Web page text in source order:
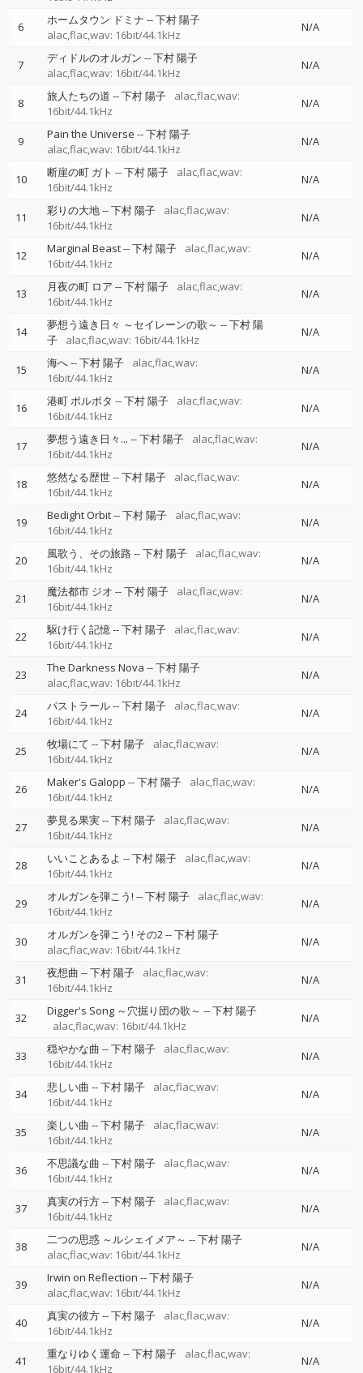
6 ホームタウン ドミナ --下村 陽子
alac,flac,wav: 16bit/44.1kHz
N/A
7 ディドルのオルガン --下村 陽子
alac,flac,wav: 16bit/44.1kHz
N/A
8 旅人たちの道 --下村 陽子
alac,flac,wav:
16bit/44.1kHz
N/A
9 Pain the Universe --下村 陽子
alac,flac,wav: 16bit/44.1kHz
N/A
10 断崖の町 ガト --下村 陽子
alac,flac,wav:
16bit/44.1kHz
N/A
11 彩りの大地--下村 陽子
alac,flac,wav:
16bit/44.1kHz
N/A
12 Marginal Beast--下村 陽子
alac,flac,wav:
16bit/44.1kHz
N/A
13 月夜の町 ロア --下村 陽子
alac,flac,wav:
16bit/44.1kHz
N/A
14 夢想う遠き日々 ～セイレーンの歌～ --下村 陽
子
alac,flac,wav: 16bit/44.1kHz
N/A
15 海へ--下村 陽子
alac,flac,wav:
16bit/44.1kHz
N/A
16 港町 ポルポタ --下村 陽子
alac,flac,wav:
16bit/44.1kHz
N/A
17 夢想う遠き日々... --下村 陽子
alac,flac,wav:
16bit/44.1kHz
N/A
18 悠然なる歴世--下村 陽子
alac,flac,wav:
16bit/44.1kHz
N/A
19 Bedight Orbit--下村 陽子
alac,flac,wav:
16bit/44.1kHz
N/A
20 風歌う、その旅路--下村 陽子
alac,flac,wav:
16bit/44.1kHz
N/A
21 魔法都市 ジオ --下村 陽子
alac,flac,wav:
16bit/44.1kHz
N/A
22 駆け行く記憶--下村 陽子
alac,flac,wav:
16bit/44.1kHz
N/A
23 The Darkness Nova --下村 陽子
alac,flac,wav: 16bit/44.1kHz
N/A
24 パストラール--下村 陽子
alac,flac,wav:
16bit/44.1kHz
N/A
25 牧場にて --下村 陽子
alac,flac,wav:
16bit/44.1kHz
N/A
26 Maker's Galopp --下村 陽子
alac,flac,wav:
16bit/44.1kHz
N/A
27 夢見る果実--下村 陽子
alac,flac,wav:
16bit/44.1kHz
N/A
28 いいことあるよ --下村 陽子
alac,flac,wav:
16bit/44.1kHz
N/A
29 オルガンを弾こう! --下村 陽子
alac,flac,wav:
16bit/44.1kHz
N/A
30 オルガンを弾こう! その2--下村 陽子
alac,flac,wav: 16bit/44.1kHz
N/A
31 夜想曲 --下村 陽子
alac,flac,wav:
16bit/44.1kHz
N/A
32 Digger's Song ～穴掘り団の歌～ --下村 陽子
alac,flac,wav: 16bit/44.1kHz
N/A
33 穏やかな曲 --下村 陽子
alac,flac,wav:
16bit/44.1kHz
N/A
34 悲しい曲 --下村 陽子
alac,flac,wav:
16bit/44.1kHz
N/A
35 楽しい曲 --下村 陽子
alac,flac,wav:
16bit/44.1kHz
N/A
36 不思議な曲 --下村 陽子
alac,flac,wav:
16bit/44.1kHz
N/A
37 真実の行方--下村 陽子
alac,flac,wav:
16bit/44.1kHz
N/A
38 二つの思惑 ～ルシェイメア～ --下村 陽子
alac,flac,wav: 16bit/44.1kHz
N/A
39 Irwin on Reflection --下村 陽子
alac,flac,wav: 16bit/44.1kHz
N/A
40 真実の彼方--下村 陽子
alac,flac,wav:
16bit/44.1kHz
N/A
41 重なりゆく運命 --下村 陽子
alac,flac,wav:
16bit/44.1kHz
N/A